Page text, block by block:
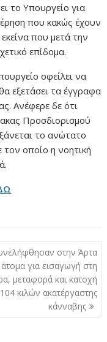
το Υπουργείο για
που κακώς έχουν
που μετά την
επίδομα.
οφείλει να
εξετάσει τα έγγραφα
Ανέφερε δε ότι
Προσδιορισμού
το ανώτατο
οποίο η νοητική
στην Άρτα
για εισαγωγή στη
μεταφορά και κατοχή
104 κιλών ακατέργαστης
κάνναβης